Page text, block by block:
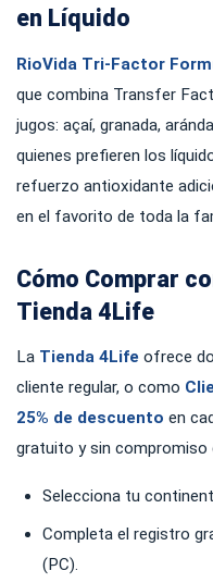
en Líquido
RioVida Tri-Factor
que combina Transfer
jugos: açaí, granada,
quienes prefieren los
refuerzo antioxidante
en el favorito de toda la
Cómo Comprar
Tienda 4Life
La Tienda 4Life ofrece
cliente regular, o como
25% de descuento en
gratuito y sin compromiso
Selecciona tu
Completa el registro
(PC).